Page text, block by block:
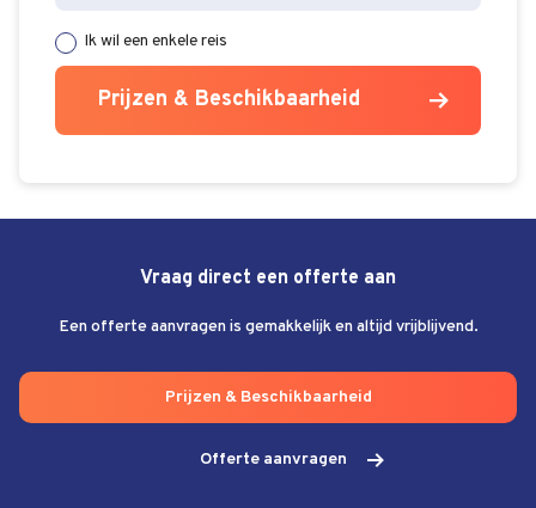
Ik wil een enkele reis
Prijzen & Beschikbaarheid
Vraag direct een offerte aan
Een offerte aanvragen is gemakkelijk en altijd vrijblijvend.
Prijzen & Beschikbaarheid
Offerte aanvragen